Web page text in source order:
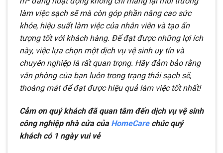
làm việc sạch sẽ mà còn góp phần nâng cao sức
khỏe, hiệu suất làm việc của nhân viên và tạo ấn
tượng tốt với khách hàng. Để đạt được những lợi ích
này, việc lựa chọn một dịch vụ vệ sinh uy tín và
chuyên nghiệp là rất quan trọng. Hãy đảm bảo rằng
văn phòng của bạn luôn trong trạng thái sạch sẽ,
thoáng mát để đạt được hiệu quả làm việc tốt nhất!
Cảm ơn quý khách đã quan tâm đến dịch vụ vệ sinh
công nghiệp nhà cửa của HomeCarechúc quý
khách có 1 ngày vui vẻ